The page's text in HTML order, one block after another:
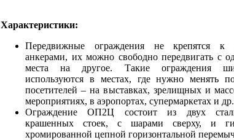
Характеристики:
Передвижные ограждения не крепятся к
анкерами, их можно свободно передвигать с
места на другое. Такие ограждения
используются в местах, где нужно менять
посетителей – на выставках, зрелищных и
мероприятиях, в аэропортах, супермаркетах и др.
Ограждение ОП2Ц состоит из двух
крашенных стоек, с шарами сверху, и
хромированной цепной горизонтальной